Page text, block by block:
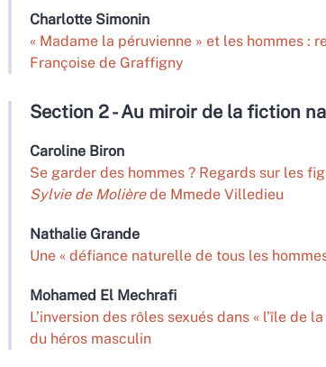
Charlotte Simonin
« Madame la péruvienne » et les hommes :
Françoise de Graffigny
Section 2 - Au miroir de la fiction
Caroline Biron
Se garder des hommes ? Regards sur les
Sylvie de Molièrede Mmede Villedieu
Nathalie Grande
Une « défiance naturelle de tous les
Mohamed El Mechrafi
L’inversion des rôles sexués dans « l’île
du héros masculin